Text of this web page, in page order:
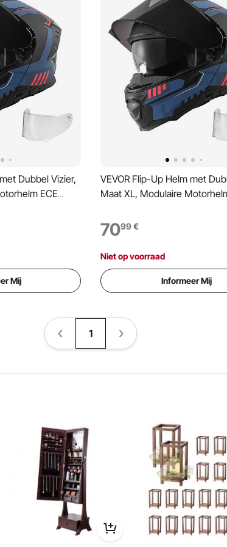
Dubbel Vizier,
ECE
met
en
Mij
VEVOR Flip-Up Helm met
Maat XL, Modulaire
voor Volwassenen,
Bluetooth-
Uitneembare Binnenvoering
7099€
Niet op voorraad
Informeer Mij
1